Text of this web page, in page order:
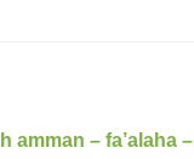
amman – fa’alaha –